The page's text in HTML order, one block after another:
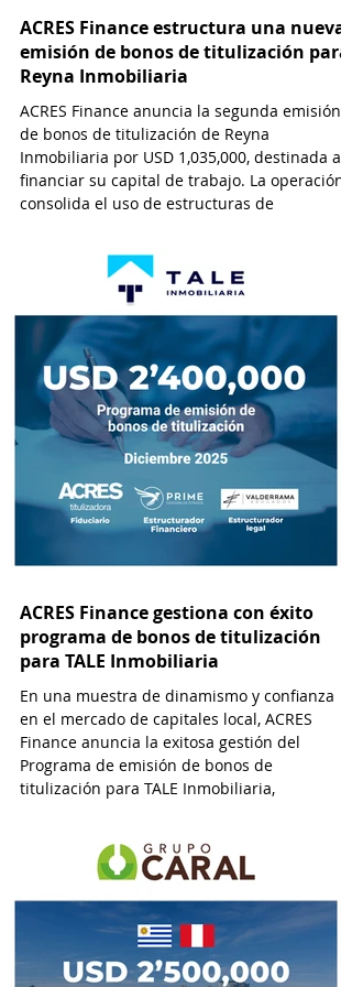
ACRES Finance estructura una nueva
emisión de bonos de titulización para
Reyna Inmobiliaria
ACRES Finance anuncia la segunda emisión
de bonos de titulización de Reyna
Inmobiliaria por USD 1,035,000, destinada a
financiar su capital de trabajo. La operación
consolida el uso de estructuras de
financiamiento cada vez más viable y
atractiva para empresas que operan en el
sector inmobiliario. Esta modalidad permite
a las desarrolladoras inmobiliarias
monetizar flujos futuros de efectivo a través
de la emisión de valores negociables en el
ACRES Finance gestiona con éxito
programa de bonos de titulización
para TALE Inmobiliaria
En una muestra de dinamismo y confianza
en el mercado de capitales local, ACRES
Finance anuncia la exitosa gestión del
Programa de emisión de bonos de
titulización para TALE Inmobiliaria,